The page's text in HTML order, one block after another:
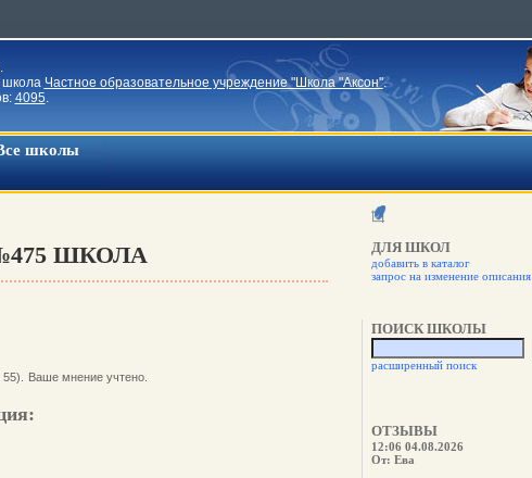
.
школа Частное образовательное учреждение "Школа "Аксон".
4095.
школы
ШКОЛА
Ваше мнение учтено.
ДЛЯ ШКОЛ
добавить в каталог
запрос на изменение описания
ПОИСК ШКОЛЫ
расширенный поиск
ОТЗЫВЫ
12:06 04.08.2026
От: Ева